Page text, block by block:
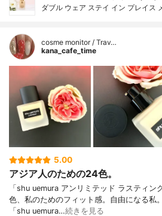
ダブル ウェア ステイ イン プレイス
cosme monitor / Trav…
kana_cafe_time
5.00
アジア人のための24色。
「shu uemura アンリミテッド ラスティン
色、私のためのフィット感。自由になる私
「shu uemura…続きを見る